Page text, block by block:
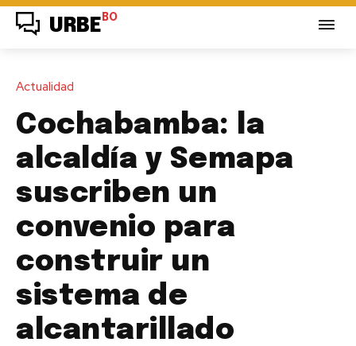
URBE BO
Actualidad
Cochabamba: la
alcaldía y Semapa
suscriben un
convenio para
construir un
sistema de
alcantarillado